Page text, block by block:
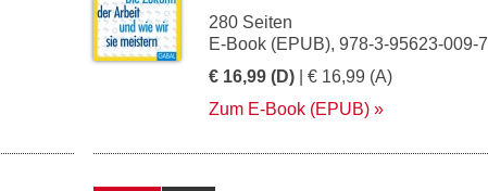
280 Seiten
E-Book (EPUB), 978-3-95623-009-7
€ 16,99 (D) | € 16,99 (A)
Zum E-Book (EPUB)